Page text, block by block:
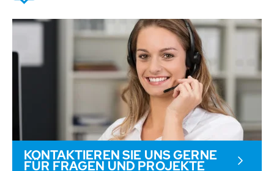
KONTAKTIEREN SIE UNS GERNE
FÜR FRAGEN UND PROJEKTE